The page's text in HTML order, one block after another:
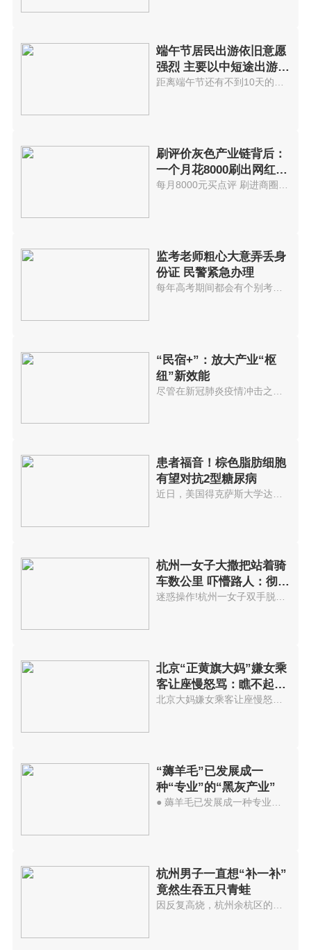
端午节居民出游依旧意愿
强烈 主要以中短途出游为
主
刷评价灰色产业链背后：
一个月花8000刷出网红餐
厅
每月8000元买点评 刷进商圈前5...
监考老师粗心大意弄丢身
份证 民警紧急办理
每年高考期间都会有个别考生因疏...
“民宿+”：放大产业“枢
纽”新效能
患者福音！棕色脂肪细胞
有望对抗2型糖尿病
杭州一女子大撒把站着骑
车数公里 吓懵路人：彻底
服了
迷惑操作!杭州一女子双手脱把站...
北京“正黄旗大妈”嫌女乘
客让座慢怒骂：瞧不起外
地人
“薅羊毛”已发展成一
种“专业”的“黑灰产业”
杭州男子一直想“补一补”
竟然生吞五只青蛙
因反复高烧，杭州余杭区的孙大伯...